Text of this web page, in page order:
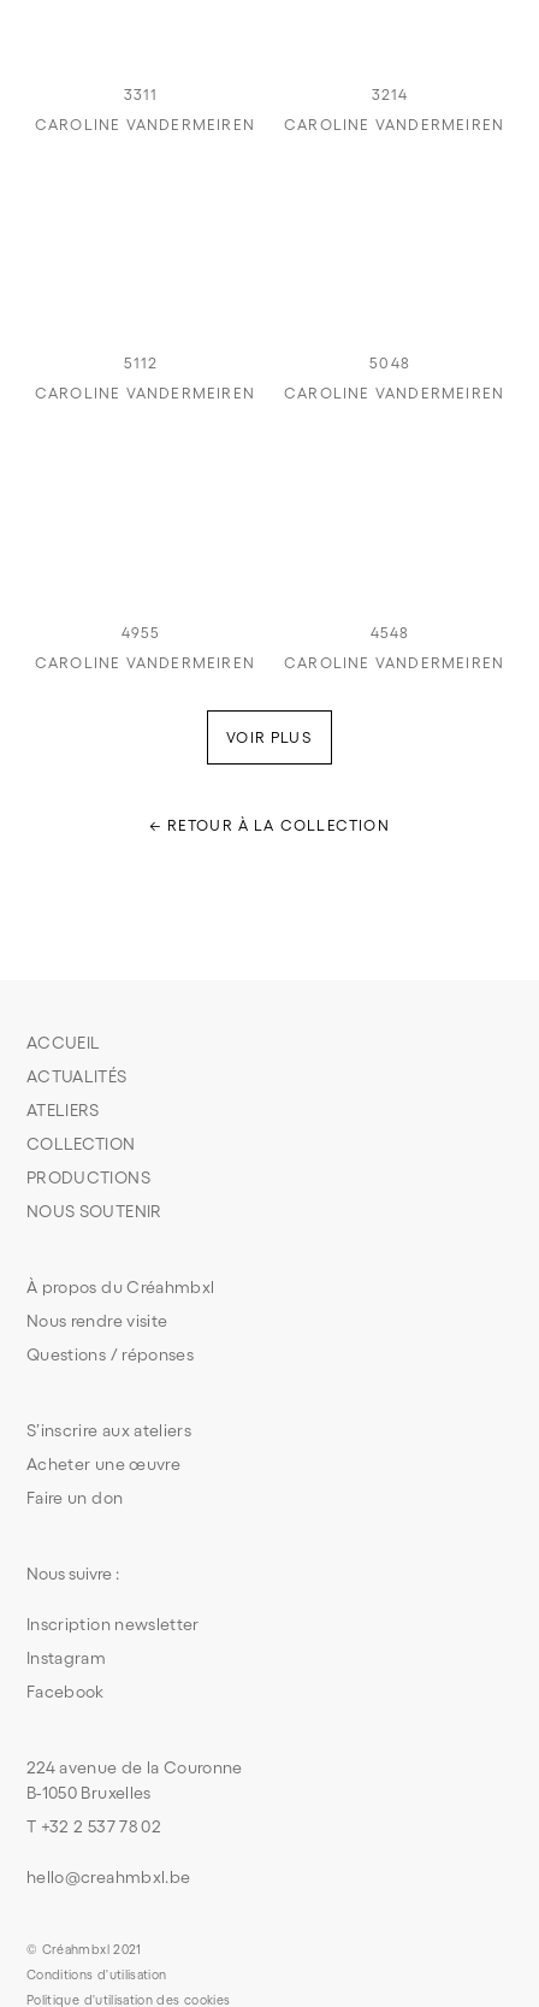
3311
CAROLINE VANDERMEIREN
3214
CAROLINE VANDERMEIREN
5112
CAROLINE VANDERMEIREN
5048
CAROLINE VANDERMEIREN
4955
CAROLINE VANDERMEIREN
4548
CAROLINE VANDERMEIREN
VOIR PLUS
← RETOUR À LA COLLECTION
S’inscrire aux ateliers
Acheter une œuvre
Faire un don
À propos du Créahmbxl
Nous rendre visite
Questions / réponses
ACCUEIL
ACTUALITÉS
ATELIERS
COLLECTION
PRODUCTIONS
NOUS SOUTENIR
224 avenue de la Couronne
B-1050 Bruxelles
T +32 2 537 78 02
hello@creahmbxl.be
Nous suivre :
Inscription newsletter
Instagram
Facebook
© Créahmbxl 2021
Conditions d'utilisation
Politique d'utilisation des cookies